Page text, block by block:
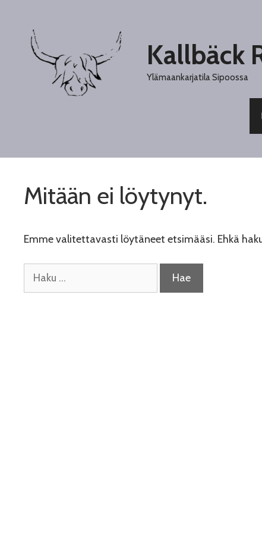
Kallbäck
Ylämaankarjatila Sipoossa
Mitään ei löytynyt.
Emme valitettavasti löytäneet etsimääsi. Ehkä
Haku: